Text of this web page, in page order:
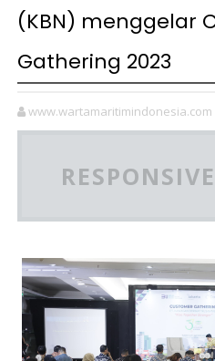
(KBN) menggelar
Gathering 2023
www.wartamaritimindonesia.com